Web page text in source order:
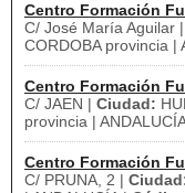
Centro Formación
C/ José María Aguilar |
CORDOBA provincia |
Centro Formación
C/ JAEN | Ciudad:
provincia |
Centro Formación
C/ PRUNA, 2 |